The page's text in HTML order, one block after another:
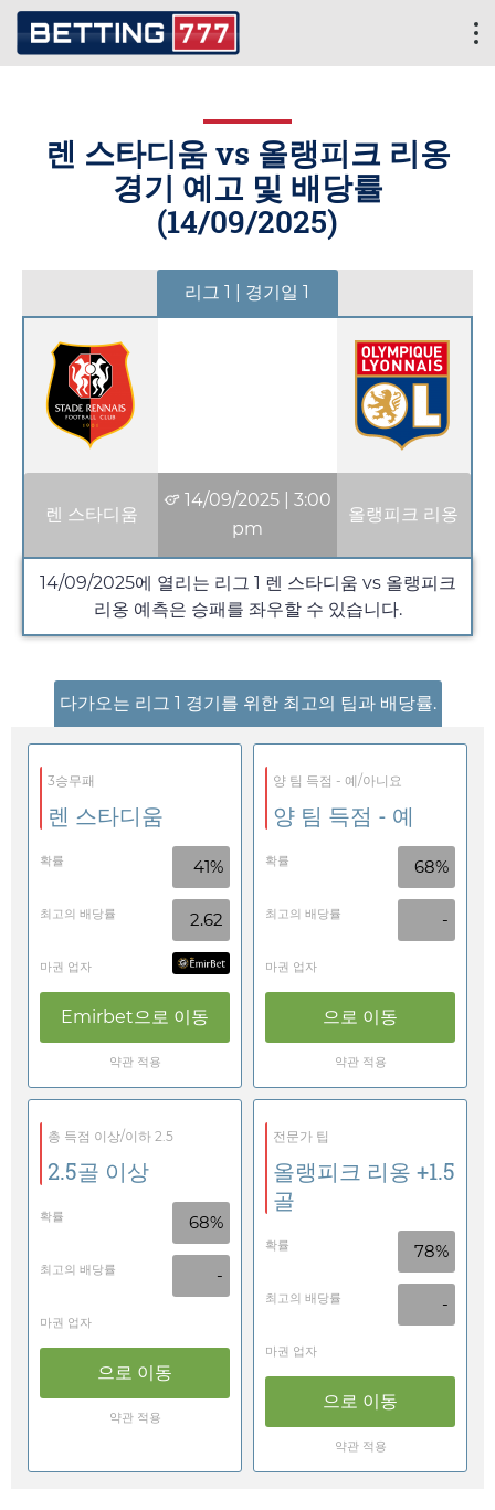
렌 스타디움 vs 올랭피크 리옹
경기 예고 및 배당률
(14/09/2025)
리그 1 | 경기일 1
렌 스타디움
14/09/2025| 3:00
pm
올랭피크 리옹
14/09/2025에 열리는 리그 1 렌 스타디움 vs 올랭피크
리옹 예측은 승패를 좌우할 수 있습니다.
다가오는 리그 1 경기를 위한 최고의 팁과 배당률.
3승무패
렌 스타디움
확률 41%
최고의 배당률 2.62
마권 업자
Emirbet으로 이동
약관 적용
양 팀 득점 - 예/아니요
양 팀 득점 - 예
확률 68%
최고의 배당률 -
마권 업자
으로 이동
약관 적용
총 득점 이상/이하 2.5
2.5골 이상
확률 68%
최고의 배당률 -
마권 업자
으로 이동
약관 적용
전문가 팁
올랭피크 리옹 +1.5
골
확률 78%
최고의 배당률 -
마권 업자
으로 이동
약관 적용